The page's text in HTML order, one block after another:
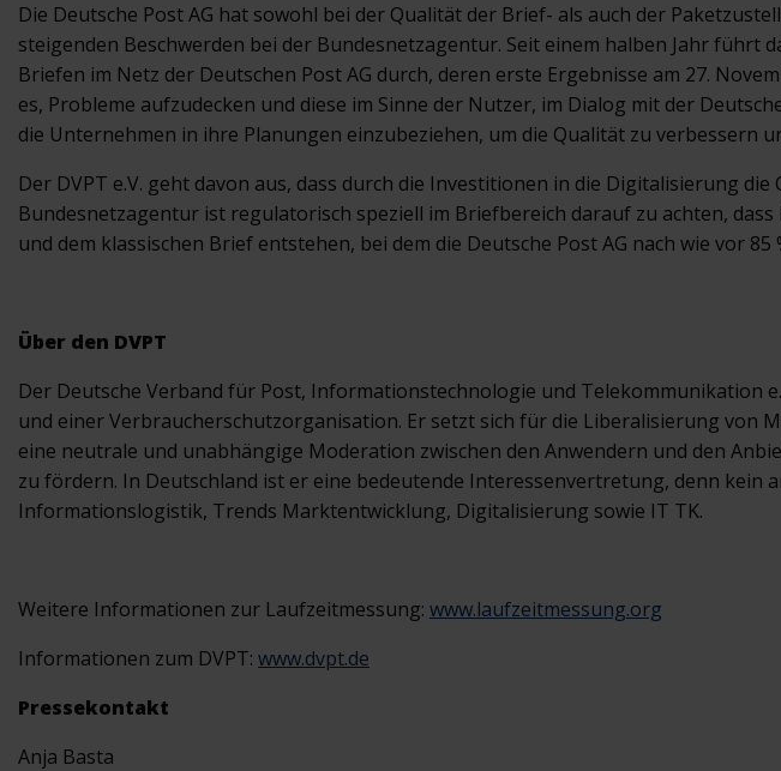
Die Deutsche Post AG hat sowohl bei der Qualität der Brief- als auch der
steigenden Beschwerden bei der Bundesnetzagentur. Seit einem halben Jahr
Briefen im Netz der Deutschen Post AG durch, deren erste Ergebnisse am 27.
es, Probleme aufzudecken und diese im Sinne der Nutzer, im Dialog mit der
die Unternehmen in ihre Planungen einzubeziehen, um die Qualität zu verbessern
Der DVPT e.V. geht davon aus, dass durch die Investitionen in die Digitalisierung
Bundesnetzagentur ist regulatorisch speziell im Briefbereich darauf zu achten,
und dem klassischen Brief entstehen, bei dem die Deutsche Post AG nach wie vor
Über den DVPT
Der Deutsche Verband für Post, Informationstechnologie und Telekommunikation
und einer Verbraucherschutzorganisation. Er setzt sich für die Liberalisierung von
eine neutrale und unabhängige Moderation zwischen den Anwendern und den
zu fördern. In Deutschland ist er eine bedeutende Interessenvertretung, denn
Informationslogistik, Trends Marktentwicklung, Digitalisierung sowie IT TK.
Weitere Informationen zur Laufzeitmessung: www.laufzeitmessung.org
Informationen zum DVPT: www.dvpt.de
Pressekontakt
Anja Basta